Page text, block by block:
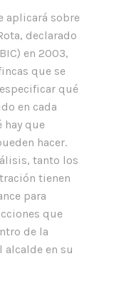
aplicará sobre
declarado
en 2003,
que se
qué
en cada
hay que
hacer.
tanto los
tienen
para
que
de la
en su